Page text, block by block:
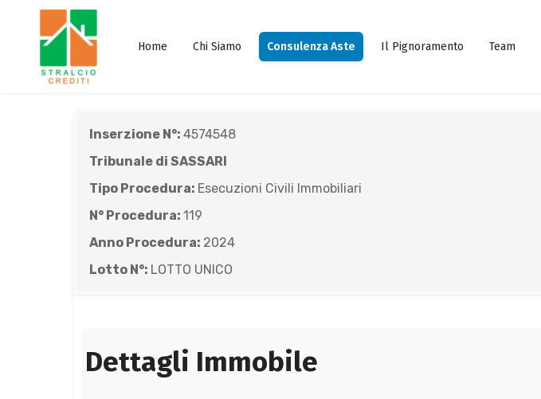
Home Chi Siamo Consulenza Aste Il Pignoramento Team
Inserzione N°: 4574548
Tribunale di SASSARI
Tipo Procedura: Esecuzioni Civili Immobiliari
N° Procedura: 119
Anno Procedura: 2024
Lotto N°: LOTTO UNICO
Dettagli Immobile